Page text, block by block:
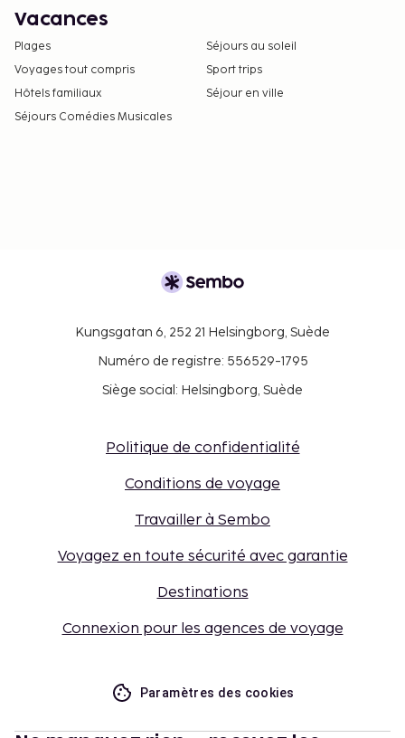
Vacances
Plages
Séjours au soleil
Voyages tout compris
Sport trips
Hôtels familiaux
Séjour en ville
Séjours Comédies Musicales
Kungsgatan 6, 252 21 Helsingborg, Suède
Numéro de registre: 556529-1795
Siège social: Helsingborg, Suède
Politique de confidentialité
Conditions de voyage
Travailler à Sembo
Voyagez en toute sécurité avec garantie
Destinations
Connexion pour les agences de voyage
Paramètres des cookies